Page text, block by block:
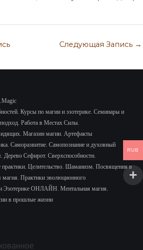
Следующая Запись →
Курсы по магии и эзотерике. Семинары и
Работа в Местах Силы.
Магазин магии. Артефакты
Саморазвитие. Самопознание и духовный
Дерево Сефирот. Сверхспособности.
Целительство. Шаманизм. Посвящения в
магия. Практики эволюционного
Эзотерике ОНЛАЙН. Ментальная магия.
в прошлые жизни
RUB